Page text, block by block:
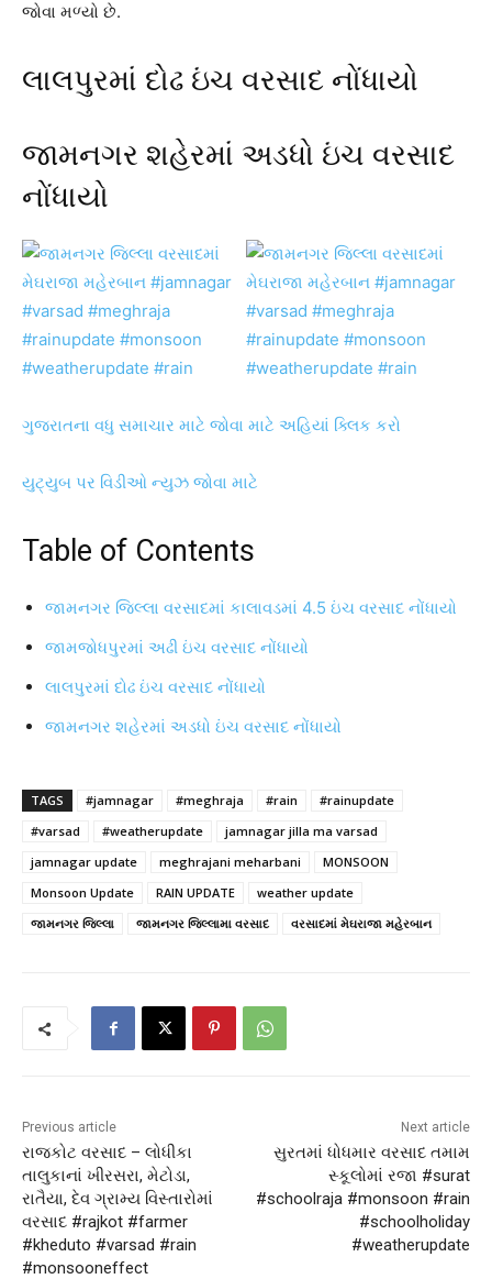
જોવા મળ્યો છે.
લાલપુરમાં દોઢ ઇંચ વરસાદ નોંધાયો
જામનગર શહેરમાં અડધો ઇંચ વરસાદ
નોંધાયો
ગુજરાતના વધુ સમાચાર માટે જોવા માટે અહિયાં ક્લિક કરો
યુટ્યુબ પર વિડીઓ ન્યુઝ જોવા માટે
Table of Contents
જામનગર જિલ્લા વરસાદમાં કાલાવડમાં 4.5 ઇંચ વરસાદ નોંધાયો
જામજોધપુરમાં અઢી ઇંચ વરસાદ નોંધાયો
લાલપુરમાં દોઢ ઇંચ વરસાદ નોંધાયો
જામનગર શહેરમાં અડધો ઇંચ વરસાદ નોંધાયો
TAGS #jamnagar #meghraja #rain
#rainupdate
#varsad
#weatherupdate
jamnagar jilla ma varsad
jamnagar update
meghrajani meharbani
MONSOON
Monsoon Update
RAIN UPDATE
weather update
જામનગર જિલ્લા
જામનગર જિલ્લામા વરસાદ વરસાદમાં મેઘરાજા મહેરબાન
Previous article
રાજકોટ વરસાદ – લોધીકા
તાલુકાનાં ખીરસરા, મેટોડા,
રાતૈયા, દેવ ગ્રામ્ય વિસ્તારોમાં
વરસાદ #rajkot #farmer
#kheduto #varsad #rain
#monsooneffect
Next article
સુરતમાં ધોધમાર વરસાદ તમામ
સ્કૂલોમાં રજા #surat
#schoolraja #monsoon #rain
#schoolholiday
#weatherupdate